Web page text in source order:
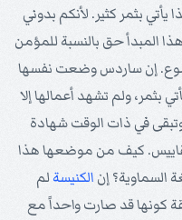
يأتي بثمر كثير. لأنكم بدوني
هذا المبدأ حق بالنسبة للمؤمن
إن ساردس وضعت نفسها
بثمر، ولم تشهد أعمالها إلا
في ذات الوقت شهادة
كيف من موضعها هذا
السماوية؟ إن الكنيسة لم
كونها قد صارت واحداً مع